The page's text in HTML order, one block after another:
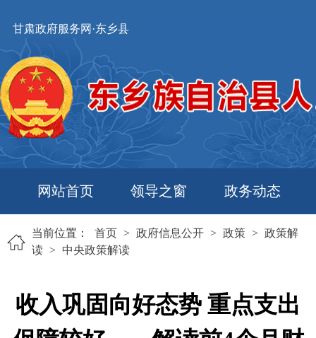
甘肃政府服务网·东乡县
网站首页 领导之窗 政务动态
当前位置： 首页 > 政府信息公开 > 政策 > 政策解
读 > 中央政策解读
收入巩固向好态势 重点支出